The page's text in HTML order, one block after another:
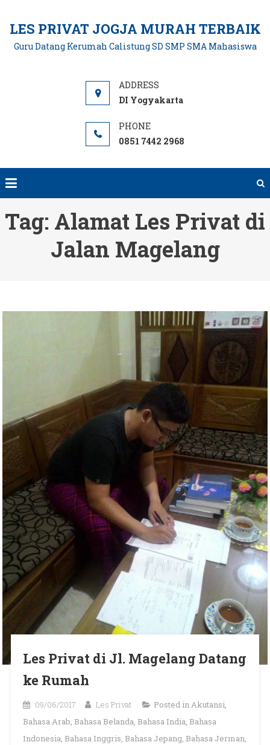
content
LES PRIVAT JOGJA MURAH TERBAIK
Guru Datang Kerumah Calistung SD SMP SMA Mahasiswa
DI Yogyakarta
0851 7442 2968
Tag: Alamat Les Privat di
Jalan Magelang
Les Privat di Jl. Magelang Datang
ke Rumah
09/06/2017 Les Privat Posted inAkutansi,
Bahasa Arab, Bahasa Belanda, Bahasa India, Bahasa
Indonesia, Bahasa Inggris, Bahasa Jepang, Bahasa Jerman,